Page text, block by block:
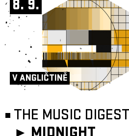
8. 9.
V ANGLIČTINĚ
THE MUSIC